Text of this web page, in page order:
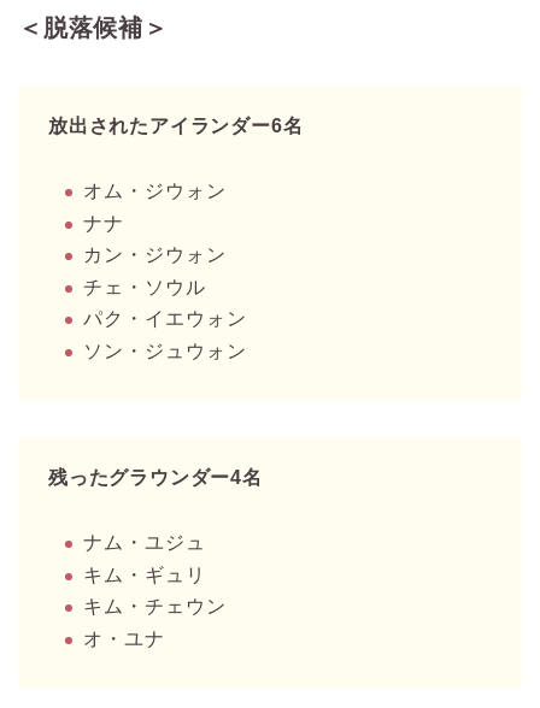
＜脱落候補＞
放出されたアイランダー6名
オム・ジウォン
ナナ
カン・ジウォン
チェ・ソウル
パク・イエウォン
ソン・ジュウォン
残ったグラウンダー4名
ナム・ユジュ
キム・ギュリ
キム・チェウン
オ・ユナ